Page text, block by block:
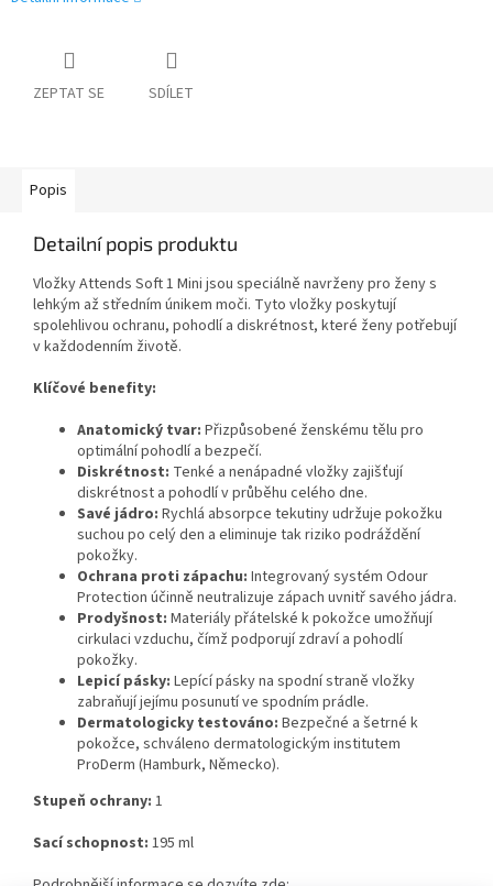
ZEPTAT SE SDÍLET
Popis
Detailní popis produktu
Vložky Attends Soft 1 Mini jsou speciálně navrženy pro ženy s
lehkým až středním únikem moči. Tyto vložky poskytují
spolehlivou ochranu, pohodlí a diskrétnost, které ženy potřebují
v každodenním životě.
Klíčové benefity:
Anatomický tvar: Přizpůsobené ženskému tělu pro
optimální pohodlí a bezpečí.
Diskrétnost: Tenké a nenápadné vložky zajišťují
diskrétnost a pohodlí v průběhu celého dne.
Savé jádro: Rychlá absorpce tekutiny udržuje pokožku
suchou po celý den a eliminuje tak riziko podráždění
pokožky.
Ochrana proti zápachu: Integrovaný systém Odour
Protection účinně neutralizuje zápach uvnitř savého jádra.
Prodyšnost: Materiály přátelské k pokožce umožňují
cirkulaci vzduchu, čímž podporují zdraví a pohodlí
pokožky.
Lepicí pásky: Lepící pásky na spodní straně vložky
zabraňují jejímu posunutí ve spodním prádle.
Dermatologicky testováno: Bezpečné a šetrné k
pokožce, schváleno dermatologickým institutem
ProDerm (Hamburk, Německo).
Stupeň ochrany: 1
Sací schopnost: 195 ml